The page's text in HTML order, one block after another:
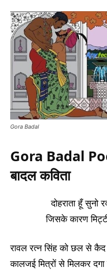
Gora Badal
Gora Badal
बादल कविता
दोहराता हूँ सुनो
जिसके कारण
रावल रत्न सिंह को छल से
कालजई मित्रों से मिलकर